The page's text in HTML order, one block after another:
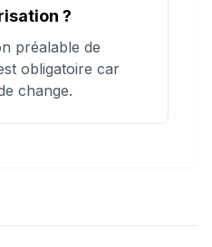
?
préalable de
obligatoire car
change.